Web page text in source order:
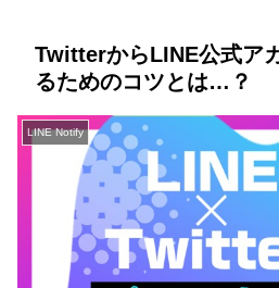
TwitterからLINE公式ア
るためのコツとは…？
LINE Notify